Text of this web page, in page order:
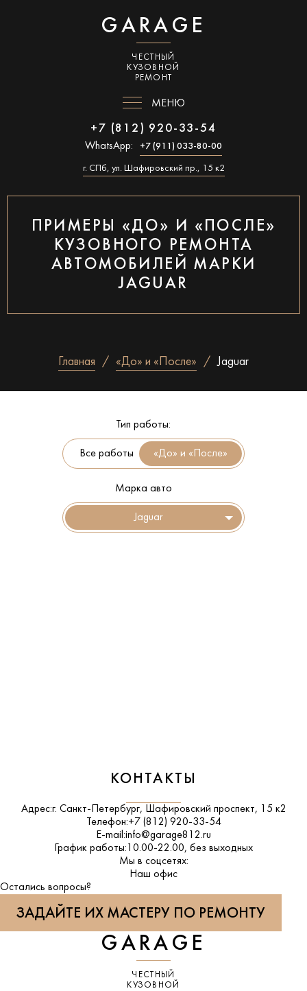
GARAGE
ЧЕСТНЫЙ
КУЗОВНОЙ
РЕМОНТ
МЕНЮ
+7 (812) 920-33-54
WhatsApp: +7 (911) 033-80-00
г. СПб, ул. Шафировский пр., 15 к2
ПРИМЕРЫ «ДО» И «ПОСЛЕ»
КУЗОВНОГО РЕМОНТА
АВТОМОБИЛЕЙ МАРКИ
JAGUAR
Главная «До» и «После» Jaguar
Тип работы:
Все работы
Марка авто
Jaguar
КОНТАКТЫ
Адрес:г. Санкт-Петербург, Шафировский проспект, 15 к2
Телефон:+7 (812) 920-33-54
E-mail:info@garage812.ru
График работы: 10.00-22.00, без выходных
Мы в соцсетях:
ВКонтакте
Наш офис
Остались вопросы?
ЗАДАЙТЕ ИХ МАСТЕРУ ПО РЕМОНТУ
GARAGE
ЧЕСТНЫЙ
КУЗОВНОЙ